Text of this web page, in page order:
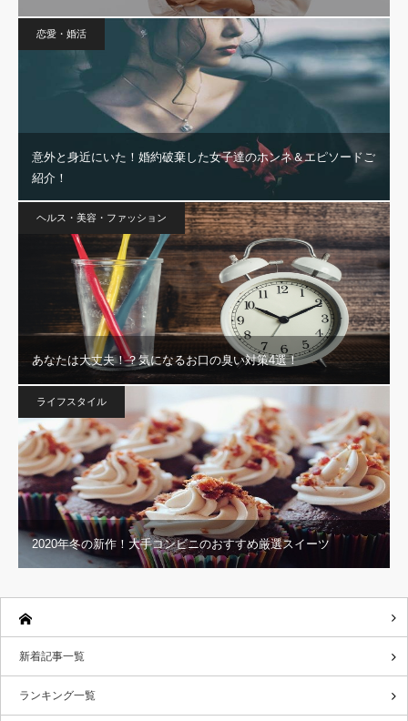
恋愛・婚活
意外と身近にいた！婚約破棄した女子達のホンネ＆エピソードご
紹介！
ヘルス・美容・ファッション
あなたは大丈夫！？気になるお口の臭い対策4選！
ライフスタイル
2020年冬の新作！大手コンビニのおすすめ厳選スイーツ
新着記事一覧
ランキング一覧